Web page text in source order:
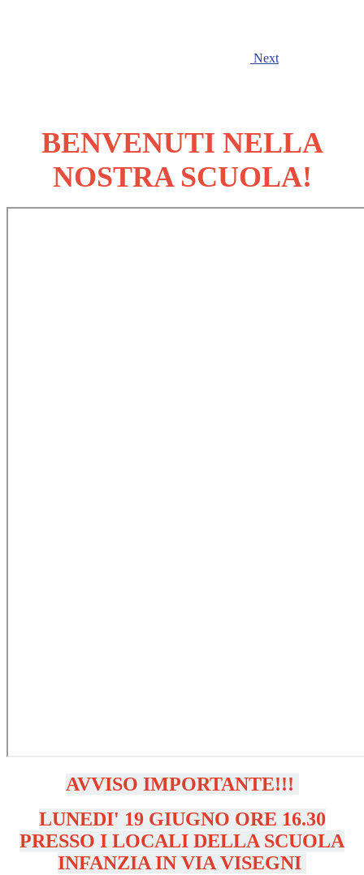
Next
BENVENUTI NELLA
NOSTRA SCUOLA!
AVVISO IMPORTANTE!!!
LUNEDI' 19 GIUGNO ORE 16.30
PRESSO I LOCALI DELLA SCUOLA
INFANZIA IN VIA VISEGNI